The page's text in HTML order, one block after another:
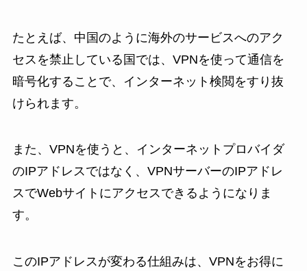
たとえば、中国のように海外のサービスへのアク
セスを禁止している国では、VPNを使って通信を
暗号化することで、インターネット検閲をすり抜
けられます。
また、VPNを使うと、インターネットプロバイダ
のIPアドレスではなく、VPNサーバーのIPアドレ
スでWebサイトにアクセスできるようになりま
す。
このIPアドレスが変わる仕組みは、VPNをお得に